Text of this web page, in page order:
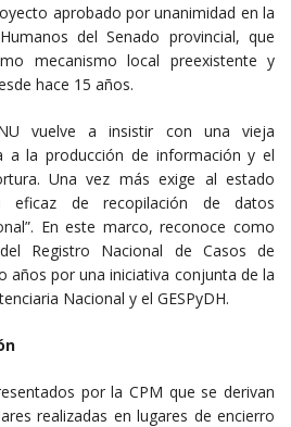
aprobado por unanimidad en la
del Senado provincial, que
mecanismo local preexistente y
hace 15 años.
vuelve a insistir con una vieja
a la producción de información y el
Una vez más exige al estado
eficaz de recopilación de datos
En este marco, reconoce como
Registro Nacional de Casos de
años por una iniciativa conjunta de la
Nacional y el GESPyDH.
por la CPM que se derivan
realizadas en lugares de encierro